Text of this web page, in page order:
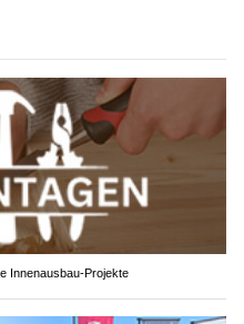
Innenausbau-Projekte